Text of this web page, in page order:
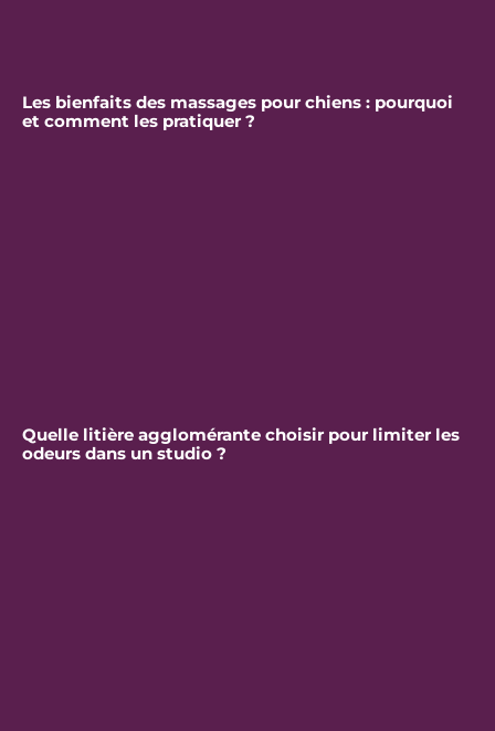
Les bienfaits des massages pour chiens : pourquoi
et comment les pratiquer ?
Quelle litière agglomérante choisir pour limiter les
odeurs dans un studio ?